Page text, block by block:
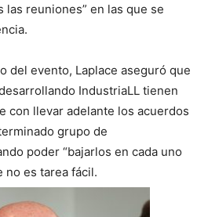
reuniones” en las que se
del evento, Laplace aseguró que
IndustriaLL tienen
con llevar adelante los acuerdos
grupo de
poder “bajarlos en cada uno
no es tarea fácil.